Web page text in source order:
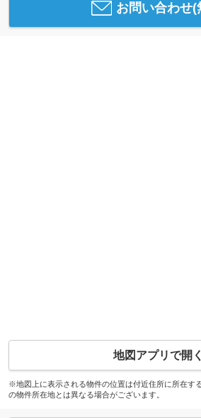
お問い合わせ(
地図アプリで開く
※地図上に表示される物件の位置は付近住所に所在す
の物件所在地とは異なる場合がございます。